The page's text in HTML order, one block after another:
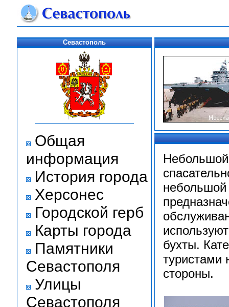
Севастополь
Общая
информация
История города
Херсонес
Городской герб
Карты города
Памятники
Севастополя
Улицы
Севастополя
небольшой
бухты.
туристами
стороны.